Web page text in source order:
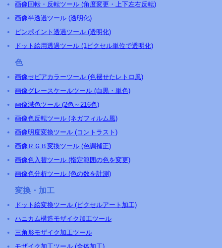
画像回転・反転ツール (角度変更・上下左右反転)
画像半透過ツール (透明化)
ピンポイント透過ツール (透明化)
ドット絵用透過ツール (1ピクセル単位で透明化)
色
画像セピアカラーツール (色褪せたレトロ風)
画像グレースケールツール (白黒・単色)
画像減色ツール (2色～216色)
画像色反転ツール (ネガフィルム風)
画像明度変換ツール (コントラスト)
画像ＲＧＢ変換ツール (色調補正)
画像色入替ツール (指定範囲の色を変更)
画像色分析ツール (色の数を計測)
変換・加工
ドット絵変換ツール (ピクセルアート加工)
ハニカム構造モザイク加工ツール
三角形モザイク加工ツール
モザイク加工ツール (全体加工)